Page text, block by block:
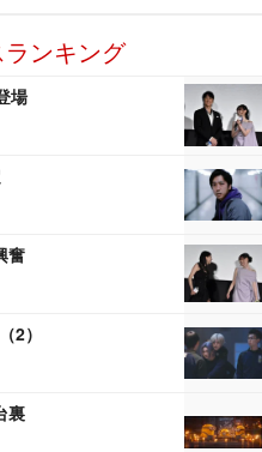
ンキング
場
奮
2）
裏